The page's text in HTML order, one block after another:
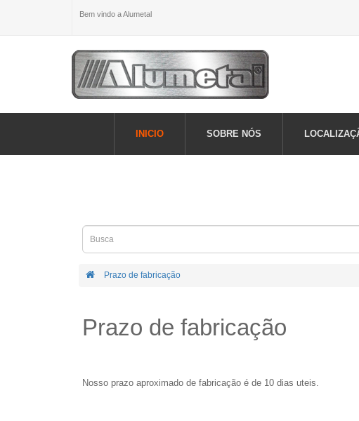
Bem vindo a Alumetal
INICIO SOBRE NÓS
Prazo de fabricação
Prazo de fabricação
Nosso prazo aproximado de fabricação é de 10 dias uteis.